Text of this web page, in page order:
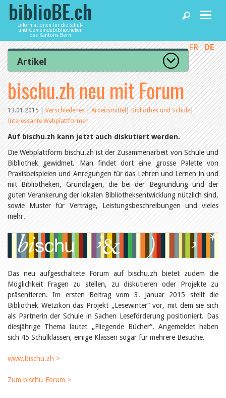
Informationen für die Schul-
und Gemeindebibliotheken
des Kantons Bern
Home
News und Fachbeiträge
Bibliotheken
Agenda
Dienstleistungen
biblioBE nutzen
FR DE
Artikel
Zur Artikelübersicht
Lesenswert
Gut bewertet
Kategorien
Aus dem Amt für Kultur
Aus der Kommission
Aus den Bibliotheken
Organisation
Raum und Infrastruktur
Bestand
Benutzung
Finanzen
Personal
Qualitätsmanagement
Recht und Politik
Leseförderung
Aus aller Welt
Verschiedenes
Tags
Aus- und Weiterbildung
Veranstaltungen
Kinder- und Jugendmedien
Bibliothek und Schule
Bibliotheksförderung
Zielpublikum Kinder und
Einmalige Beiträge
Bibliosuisse
bischu.zh neu mit Forum
13.01.2015|Verschiedenes|Arbeitsmittel|Bibliothek und Schule|
Interessante Webplattformen
Auf bischu.zh kann jetzt auch diskutiert werden.
Die Webplattform bischu.zh ist der Zusammenarbeit von Schule und
Bibliothek gewidmet. Man findet dort eine grosse Palette von
Praxisbeispielen und Anregungen für das Lehren und Lernen in und
mit Bibliotheken, Grundlagen, die bei der Begründung und der
guten Verankerung der lokalen Bibliotheksentwicklung nützlich sind,
sowie Muster für Verträge, Leistungsbeschreibungen und vieles
mehr.
Das neu aufgeschaltete Forum auf bischu.zh bietet zudem die
Möglichkeit Fragen zu stellen, zu diskutieren oder Projekte zu
präsentieren. Im ersten Beitrag vom 3. Januar 2015 stellt die
Bibliothek Wetzikon das Projekt „Lesewinter“ vor, mit dem sie sich
als Partnerin der Schule in Sachen Leseförderung positioniert. Das
diesjährige Thema lautet „Fliegende Bücher“. Angemeldet haben
sich 45 Schulklassen, einige Klassen sogar für mehrere Besuche.
www.bischu.zh >
Zum bischu-Forum >